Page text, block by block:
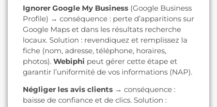
Ignorer Google My Business (Google Business
Profile) → conséquence : perte d’apparitions sur
Google Maps et dans les résultats recherche
locaux. Solution : revendiquez et remplissez la
fiche (nom, adresse, téléphone, horaires,
photos). Webiphi peut gérer cette étape et
garantir l’uniformité de vos informations (NAP).
Négliger les avis clients → conséquence :
baisse de confiance et de clics. Solution :